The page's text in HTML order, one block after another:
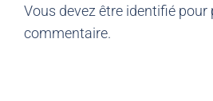
Vous devez être identifié pour
commentaire.